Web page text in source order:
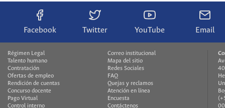
Facebook Twitter YouTube Email
Régimen Legal
Talento humano
Contratación
Ofertas de empleo
Rendición de cuentas
Concurso docente
Pago Virtual
Control interno
Correo institucional
Mapa del sitio
Redes Sociales
FAQ
Quejas y reclamos
Atención en línea
Encuesta
Contáctenos